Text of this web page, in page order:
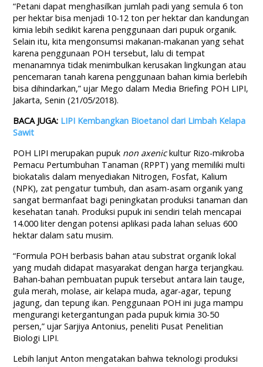
“Petani dapat menghasilkan jumlah padi yang semula 6 ton
per hektar bisa menjadi 10-12 ton per hektar dan kandungan
kimia lebih sedikit karena penggunaan dari pupuk organik.
Selain itu, kita mengonsumsi makanan-makanan yang sehat
karena penggunaan POH tersebut, lalu di tempat
menanamnya tidak menimbulkan kerusakan lingkungan atau
pencemaran tanah karena penggunaan bahan kimia berlebih
bisa dihindarkan,” ujar Mego dalam Media Briefing POH LIPI,
Jakarta, Senin (21/05/2018).
BACA JUGA: LIPI Kembangkan Bioetanol dari Limbah Kelapa
Sawit
POH LIPI merupakan pupuk non axenickultur Rizo-mikroba
Pemacu Pertumbuhan Tanaman (RPPT) yang memiliki multi
biokatalis dalam menyediakan Nitrogen, Fosfat, Kalium
(NPK), zat pengatur tumbuh, dan asam-asam organik yang
sangat bermanfaat bagi peningkatan produksi tanaman dan
kesehatan tanah. Produksi pupuk ini sendiri telah mencapai
14.000 liter dengan potensi aplikasi pada lahan seluas 600
hektar dalam satu musim.
“Formula POH berbasis bahan atau substrat organik lokal
yang mudah didapat masyarakat dengan harga terjangkau.
Bahan-bahan pembuatan pupuk tersebut antara lain tauge,
gula merah, molase, air kelapa muda, agar-agar, tepung
jagung, dan tepung ikan. Penggunaan POH ini juga mampu
mengurangi ketergantungan pada pupuk kimia 30-50
persen,” ujar Sarjiya Antonius, peneliti Pusat Penelitian
Biologi LIPI.
Lebih lanjut Anton mengatakan bahwa teknologi produksi